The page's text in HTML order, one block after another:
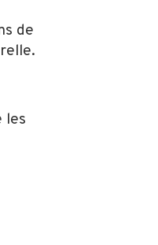
de
les